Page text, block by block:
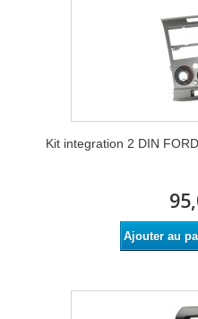
Kit integration 2 DIN
Ajouter au